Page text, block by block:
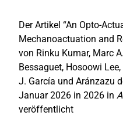
Der Artikel “An Opto-
Mechanoactuation and
von Rinku Kumar, Marc
Bessaguet, Hosoowi
J. García und Aránzazu
Januar 2026 in 2026 in
veröffentlicht